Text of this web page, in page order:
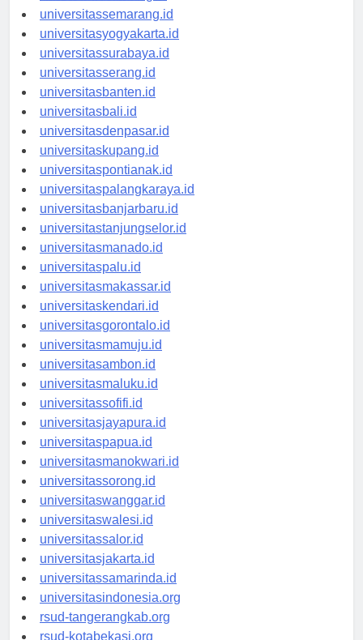
universitasbandung.id
universitassemarang.id
universitasyogyakarta.id
universitassurabaya.id
universitasserang.id
universitasbanten.id
universitasbali.id
universitasdenpasar.id
universitaskupang.id
universitaspontianak.id
universitaspalangkaraya.id
universitasbanjarbaru.id
universitastanjungselor.id
universitasmanado.id
universitaspalu.id
universitasmakassar.id
universitaskendari.id
universitasgorontalo.id
universitasmamuju.id
universitasambon.id
universitasmaluku.id
universitassofifi.id
universitasjayapura.id
universitaspapua.id
universitasmanokwari.id
universitassorong.id
universitaswanggar.id
universitaswalesi.id
universitassalor.id
universitasjakarta.id
universitassamarinda.id
universitasindonesia.org
rsud-tangerangkab.org